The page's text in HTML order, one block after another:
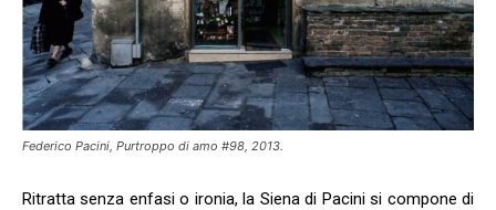
Federico Pacini, Purtroppo di amo #98, 2013.
Ritratta senza enfasi o ironia, la Siena di Pacini si compone di